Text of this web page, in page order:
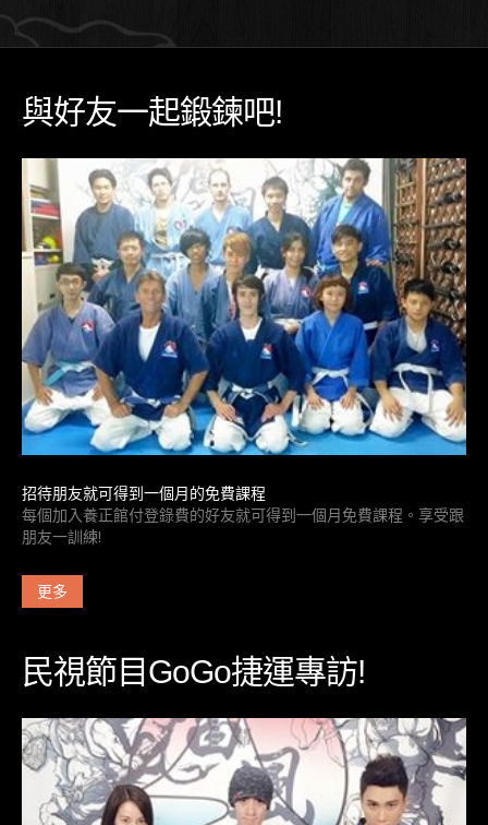
與好友一起鍛鍊吧!
招待朋友就可得到一個月的免費課程
每個加入養正館付登錄費的好友就可得到一個月免費課程。享受跟
朋友一訓練!
更多
民視節目GoGo捷運專訪!